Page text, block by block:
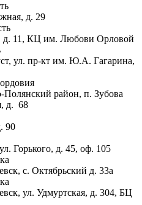
д. 29
д. 11, КЦ им. Любови Орловой
ул. пр-кт им. Ю.А. Гагарина,
район, п. Зубова
д. 68
90
Горького, д. 45, оф. 105
с. Октябрьский д. 33а
ул. Удмуртская, д. 304, БЦ